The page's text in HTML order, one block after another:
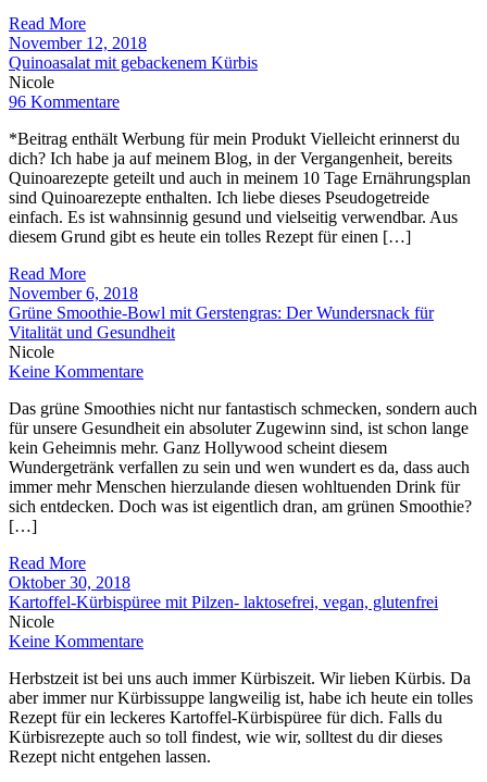
Read More
November 12, 2018
Quinoasalat mit gebackenem Kürbis
Nicole
96 Kommentare
*Beitrag enthält Werbung für mein Produkt Vielleicht erinnerst du
dich? Ich habe ja auf meinem Blog, in der Vergangenheit, bereits
Quinoarezepte geteilt und auch in meinem 10 Tage Ernährungsplan
sind Quinoarezepte enthalten. Ich liebe dieses Pseudogetreide
einfach. Es ist wahnsinnig gesund und vielseitig verwendbar. Aus
diesem Grund gibt es heute ein tolles Rezept für einen […]
Read More
November 6, 2018
Grüne Smoothie-Bowl mit Gerstengras: Der Wundersnack für
Vitalität und Gesundheit
Nicole
Keine Kommentare
Das grüne Smoothies nicht nur fantastisch schmecken, sondern auch
für unsere Gesundheit ein absoluter Zugewinn sind, ist schon lange
kein Geheimnis mehr. Ganz Hollywood scheint diesem
Wundergetränk verfallen zu sein und wen wundert es da, dass auch
immer mehr Menschen hierzulande diesen wohltuenden Drink für
sich entdecken. Doch was ist eigentlich dran, am grünen Smoothie?
[…]
Read More
Oktober 30, 2018
Kartoffel-Kürbispüree mit Pilzen- laktosefrei, vegan, glutenfrei
Nicole
Keine Kommentare
Herbstzeit ist bei uns auch immer Kürbiszeit. Wir lieben Kürbis. Da
aber immer nur Kürbissuppe langweilig ist, habe ich heute ein tolles
Rezept für ein leckeres Kartoffel-Kürbispüree für dich. Falls du
Kürbisrezepte auch so toll findest, wie wir, solltest du dir dieses
Rezept nicht entgehen lassen.